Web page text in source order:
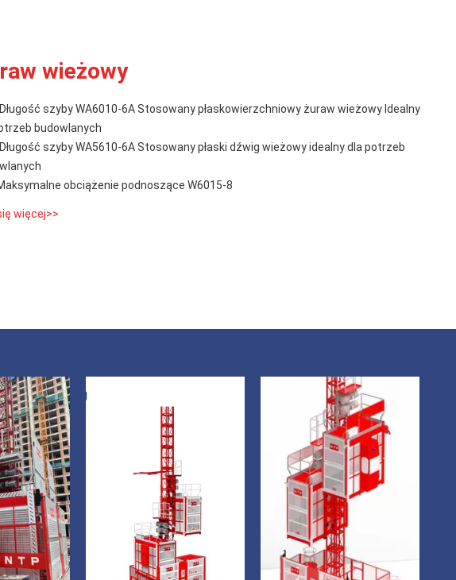
wieżowy
szyby WA6010-6A Stosowany płaskowierzchniowy żuraw wieżowy Idealny
budowlanych
szyby WA5610-6A Stosowany płaski dźwig wieżowy idealny dla potrzeb
obciążenie podnoszące W6015-8
więcej>>